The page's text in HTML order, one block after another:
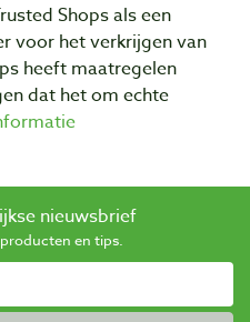
Shops als een
voor het verkrijgen van
heeft maatregelen
dat het om echte
nieuwsbrief
en tips.